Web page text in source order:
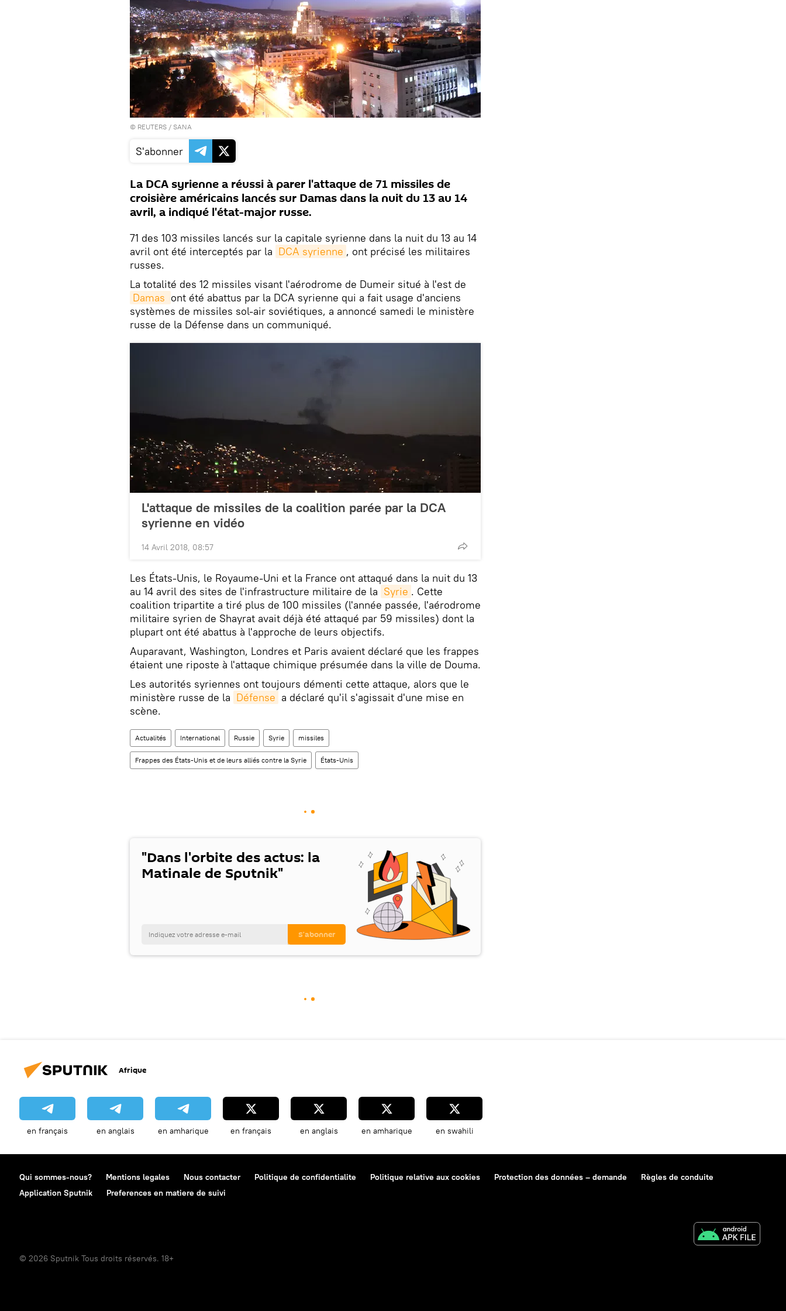
© REUTERS / SANA
S'abonner
La DCA syrienne a réussi à parer l'attaque de 71 missiles de
croisière américains lancés sur Damas dans la nuit du 13 au 14
avril, a indiqué l'état-major russe.
71 des 103 missiles lancés sur la capitale syrienne dans la nuit du 13 au 14
avril ont été interceptés par la DCA syrienne , ont précisé les militaires
russes.
La totalité des 12 missiles visant l'aérodrome de Dumeir situé à l'est de
Damas ont été abattus par la DCA syrienne qui a fait usage d'anciens
systèmes de missiles sol-air soviétiques, a annoncé samedi le ministère
russe de la Défense dans un communiqué.
L'attaque de missiles de la coalition parée par la DCA
syrienne en vidéo
14 Avril 2018, 08:57
Les États-Unis, le Royaume-Uni et la France ont attaqué dans la nuit du 13
au 14 avril des sites de l'infrastructure militaire de la Syrie . Cette
coalition tripartite a tiré plus de 100 missiles (l'année passée, l'aérodrome
militaire syrien de Shayrat avait déjà été attaqué par 59 missiles) dont la
plupart ont été abattus à l'approche de leurs objectifs.
Auparavant, Washington, Londres et Paris avaient déclaré que les frappes
étaient une riposte à l'attaque chimique présumée dans la ville de Douma.
Les autorités syriennes ont toujours démenti cette attaque, alors que le
ministère russe de la Défense a déclaré qu'il s'agissait d'une mise en
scène.
Actualités International Russie Syrie missiles
Frappes des États-Unis et de leurs alliés contre la Syrie États-Unis
"Dans l'orbite des actus: la
Matinale de Sputnik"
Afrique
en français en anglais en amharique en français en anglais en amharique en swahili
Qui sommes-nous? Mentions legales Nous contacter Politique de confidentialite Politique relative aux cookies Protection des données – demande
Règles de conduite
Application Sputnik
Preferences en matiere de suivi
© 2026 Sputnik Tous droits réservés. 18+